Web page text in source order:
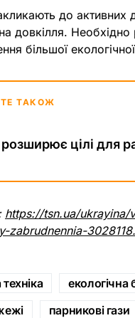
до
довкілля. Необхідно
більшої
ТАКОЖ
розширює цілі для
https://tsn.ua/
zabrudnennia-
екологічна
парникові гази